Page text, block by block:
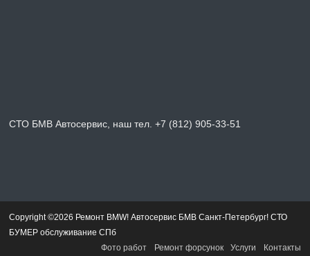
СТО БМВ Автосервис, наш тел. +7 (812) 905-33-51
Copyright ©2026 Ремонт BMW! Автосервис БМВ Санкт-Петербург! СТО
БУМЕР обслуживание СПб
Фото работ
Ремонт форсунок Услуги Контакты